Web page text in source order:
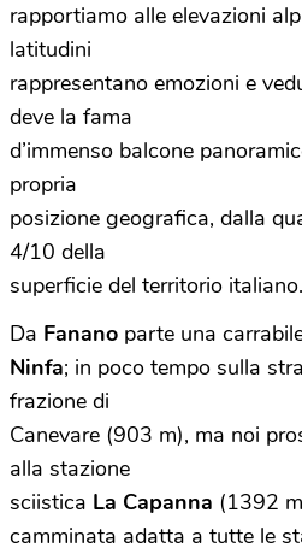
rapportiamo alle elevazioni
latitudini
rappresentano emozioni e
deve la fama
d’immenso balcone
propria
posizione geografica, dalla
4/10 della
superficie del territorio italiano.
Da Fanano parte una
Ninfa; in poco tempo sulla
frazione di
Canevare (903 m), ma noi
alla stazione
sciistica La Capanna (1392
camminata adatta a tutte le